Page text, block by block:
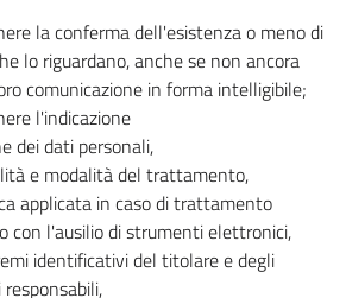
la conferma dell'esistenza o meno di
lo riguardano, anche se non ancora
comunicazione in forma intelligibile;
l'indicazione
dei dati personali,
e modalità del trattamento,
applicata in caso di trattamento
con l'ausilio di strumenti elettronici,
identificativi del titolare e degli